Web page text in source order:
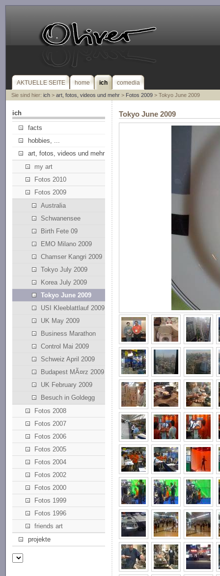
AKTUELLE SEITE home ich comedia
Sie sind hier: ich> art, fotos, videos und mehr> Fotos 2009> Tokyo June 2009
ich
facts
hobbies, ...
art, fotos, videos und mehr
my art
Fotos 2010
Fotos 2009
Australia
Schwanensee
Birth Fete 09
EMO Milano 2009
Chamser Kangri 2009
Tokyo July 2009
Korea July 2009
Tokyo June 2009
USI Kleeblattlauf 2009
UK May 2009
Business Marathon
Control Mai 2009
Schweiz April 2009
Budapest MÃ¤rz 2009
UK February 2009
Besuch in Goldegg
Fotos 2008
Fotos 2007
Fotos 2006
Fotos 2005
Fotos 2004
Fotos 2002
Fotos 2000
Fotos 1999
Fotos 1996
friends art
projekte
Tokyo June 2009